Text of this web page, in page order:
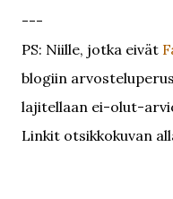
---
PS: Niille, jotka eivät
blogiin
lajitellaan ei-olut-
Linkit otsikkokuvan